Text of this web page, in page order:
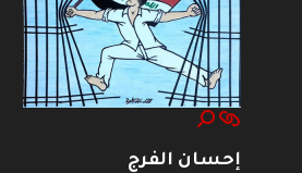
إحسان الفرج